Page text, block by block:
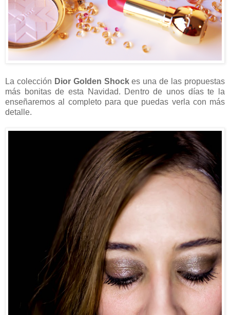
La colección Dior Golden Shockes una de las propuestas
más bonitas de esta Navidad. Dentro de unos días te la
enseñaremos al completo para que puedas verla con más
detalle.